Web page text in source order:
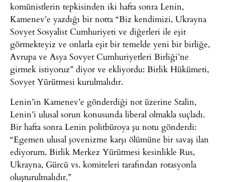
komünistlerin tepkisinden iki hafta sonra Lenin,
Kamenev’e yazdığı bir notta “Biz kendimizi, Ukrayna
Sovyet Sosyalist Cumhuriyeti ve diğerleri ile eşit
görmekteyiz ve onlarla eşit bir temelde yeni bir birliğe,
Avrupa ve Asya Sovyet Cumhuriyetleri Birliği’ne
girmek istiyoruz” diyor ve ekliyordu: Birlik Hükümeti,
Sovyet Yürütmesi kurulmalıdır.
Lenin’in Kamenev’e gönderdiği not üzerine Stalin,
Lenin’i ulusal sorun konusunda liberal olmakla suçladı.
Bir hafta sonra Lenin politbüroya şu notu gönderdi:
“Egemen ulusal şovenizme karşı ölümüne bir savaş ilan
ediyorum. Birlik Merkez Yürütmesi kesinlikle Rus,
Ukrayna, Gürcü vs. komiteleri tarafından rotasyonla
oluşturulmalıdır.”